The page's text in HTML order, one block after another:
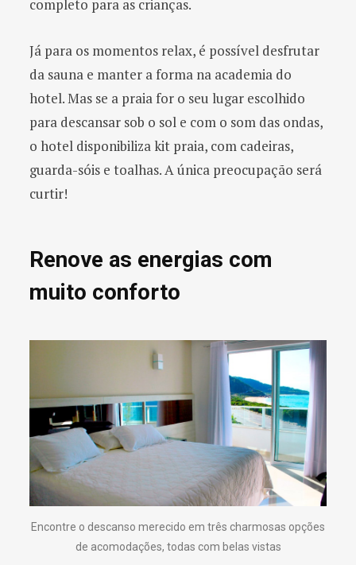
completo para as crianças.
Já para os momentos relax, é possível desfrutar
da sauna e manter a forma na academia do
hotel. Mas se a praia for o seu lugar escolhido
para descansar sob o sol e com o som das ondas,
o hotel disponibiliza kit praia, com cadeiras,
guarda-sóis e toalhas. A única preocupação será
curtir!
Renove as energias com
muito conforto
Encontre o descanso merecido em três charmosas opções
de acomodações, todas com belas vistas